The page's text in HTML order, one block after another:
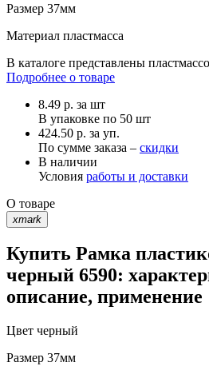
Размер 37мм
Материал пластмасса
В каталоге представлены
Подробнее о товаре
8.49 р. за шт
В упаковке по 50 шт
424.50 р. за уп.
По сумме заказа – скидки
В наличии
Условия работы и доставки
О товаре
xmark
Купить Рамка
черный 6590:
описание, применение
Цвет черный
Размер 37мм